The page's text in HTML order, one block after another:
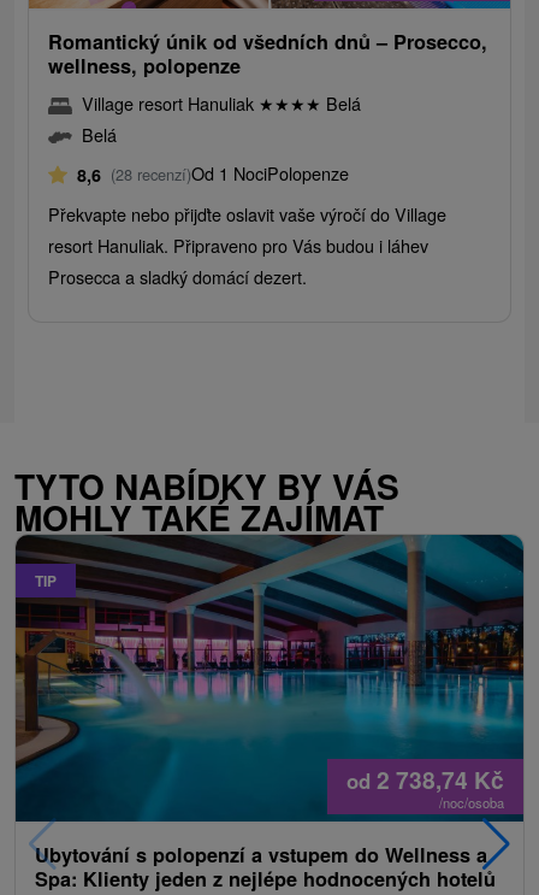
Romantický únik od všedních dnů – Prosecco,
wellness, polopenze
Village resort Hanuliak ★★★★ Belá
Belá
8,6 (28 recenzí)Od 1 NociPolopenze
Překvapte nebo přijďte oslavit vaše výročí do Village
resort Hanuliak. Připraveno pro Vás budou i láhev
Prosecca a sladký domácí dezert.
TYTO NABÍDKY BY VÁS
MOHLY TAKÉ ZAJÍMAT
TIP
od 2 738,74 Kč
/noc/osoba
Ubytování s polopenzí a vstupem do Wellness a
Spa: Klienty jeden z nejlépe hodnocených hotelů